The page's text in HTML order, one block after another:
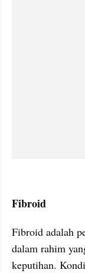
Fibroid
Fibroid adalah
dalam rahim
keputihan.